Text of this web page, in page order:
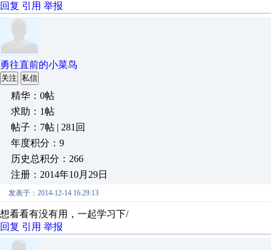
回复 引用 举报
勇往直前的小菜鸟
关注 私信
精华：0帖
求助：1帖
帖子：7帖 | 281回
年度积分：9
历史总积分：266
注册：2014年10月29日
发表于：2014-12-14 16:29:13
想看看有没有用，一起学习下/
回复 引用 举报